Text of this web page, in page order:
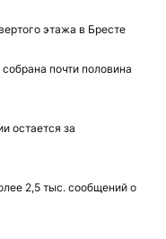
этажа в Бресте
почти половина
остается за
2,5 тыс. сообщений о